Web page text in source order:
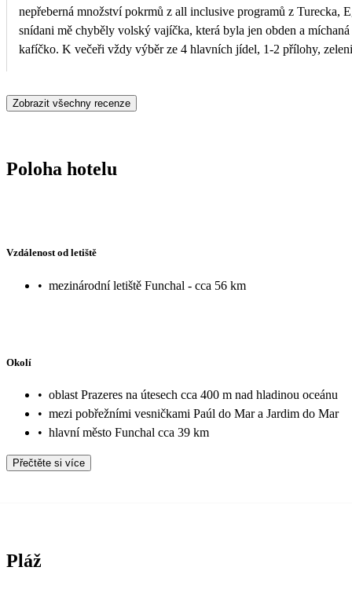
nepřeberná množství pokrmů z all inclusive programů z Turecka,
snídani mě chyběly volský vajíčka, která byla jen obden a
kafíčko. K večeři vždy výběr ze 4 hlavních jídel, 1-2 přílohy,
Zobrazit všechny recenze
Poloha hotelu
Vzdálenost od letiště
• mezinárodní letiště Funchal - cca 56 km
Okolí
• oblast Prazeres na útesech cca 400 m nad hladinou oceánu
• mezi pobřežními vesničkami Paúl do Mar a Jardim do Mar
• hlavní město Funchal cca 39 km
Přečtěte si více
Pláž